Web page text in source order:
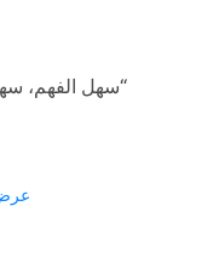
“سهل الفهم،
عرض